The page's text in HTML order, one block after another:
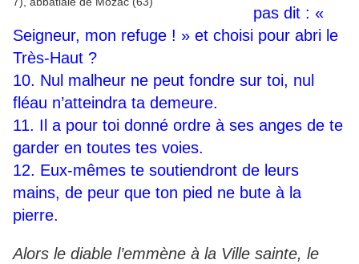
pas dit : «
Seigneur, mon refuge ! » et choisi pour abri le
Très-Haut ?
10. Nul malheur ne peut fondre sur toi, nul
fléau n’atteindra ta demeure.
11. Il a pour toi donné ordre à ses anges de te
garder en toutes tes voies.
12. Eux-mêmes te soutiendront de leurs
mains, de peur que ton pied ne bute à la
pierre.
Alors le diable l’emmène à la Ville sainte, le